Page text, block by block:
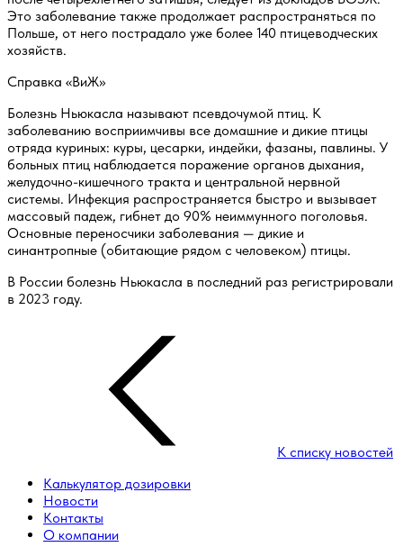
Это заболевание также продолжает распространяться по
Польше, от него пострадало уже более 140 птицеводческих
хозяйств.
Справка «ВиЖ»
Болезнь Ньюкасла называют псевдочумой птиц. К
заболеванию восприимчивы все домашние и дикие птицы
отряда куриных: куры, цесарки, индейки, фазаны, павлины. У
больных птиц наблюдается поражение органов дыхания,
желудочно-кишечного тракта и центральной нервной
системы. Инфекция распространяется быстро и вызывает
массовый падеж, гибнет до 90% неиммунного поголовья.
Основные переносчики заболевания — дикие и
синантропные (обитающие рядом с человеком) птицы.
В России болезнь Ньюкасла в последний раз регистрировали
в 2023 году.
К списку новостей
Калькулятор дозировки
Новости
Контакты
О компании